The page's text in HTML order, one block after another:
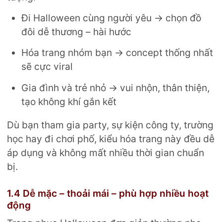
Đi Halloween cùng người yêu → chọn đồ
đôi dễ thương – hài hước
Hóa trang nhóm bạn → concept thống nhất
sẽ cực viral
Gia đình và trẻ nhỏ → vui nhộn, thân thiện,
tạo không khí gắn kết
Dù bạn tham gia party, sự kiện công ty, trường
học hay đi chơi phố, kiểu hóa trang này đều dễ
áp dụng và không mất nhiều thời gian chuẩn
bị.
1.4 Dễ mặc – thoải mái – phù hợp nhiều hoạt
động